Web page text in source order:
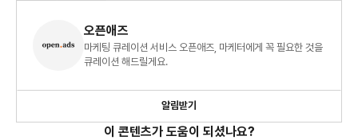
오픈애즈
마케팅 큐레이션 서비스 오픈애즈, 마케터에게 꼭 필요한 것을
큐레이션 해드릴게요.
알림받기
이 콘텐츠가 도움이 되셨나요?